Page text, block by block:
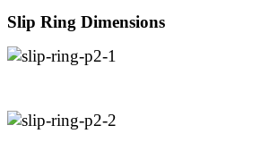
Slip Ring Dimensions